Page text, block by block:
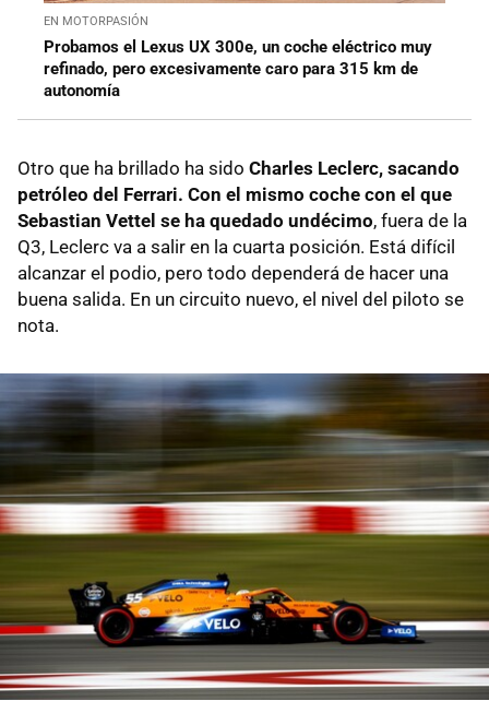
EN MOTORPASIÓN
Probamos el Lexus UX 300e, un coche eléctrico muy
refinado, pero excesivamente caro para 315 km de
autonomía
Otro que ha brillado ha sido Charles Leclerc, sacando
petróleo del Ferrari. Con el mismo coche con el que
Sebastian Vettel se ha quedado undécimo, fuera de la
Q3, Leclerc va a salir en la cuarta posición. Está difícil
alcanzar el podio, pero todo dependerá de hacer una
buena salida. En un circuito nuevo, el nivel del piloto se
nota.